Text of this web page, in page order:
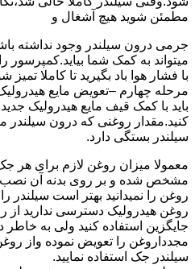
مطمئن شوید هیچ آشغال و
جرمی درون سیلندر وجود نداشته
میتواند به کمک شما بیاید.کمپرسور
با فشار هوا باد بگیرید تا کاملا تمیز
مرحله چهارم –تعویض مایع
باید با کمک قیف مایع هیدرولیک
کنید.مقدار روغنی که درون سیلندر
سیلندر بستگی دارد.
معمولا میزان روغن لازم برای
مشخص شده و بر روی بدنه آن نصب
روغن را نمیدانید بهتر است سیلندر
جایگزین استفاده کنید ولی به
مجدداروغن را تعویض نموده واز
سیلندر جک استفاده نمایید.